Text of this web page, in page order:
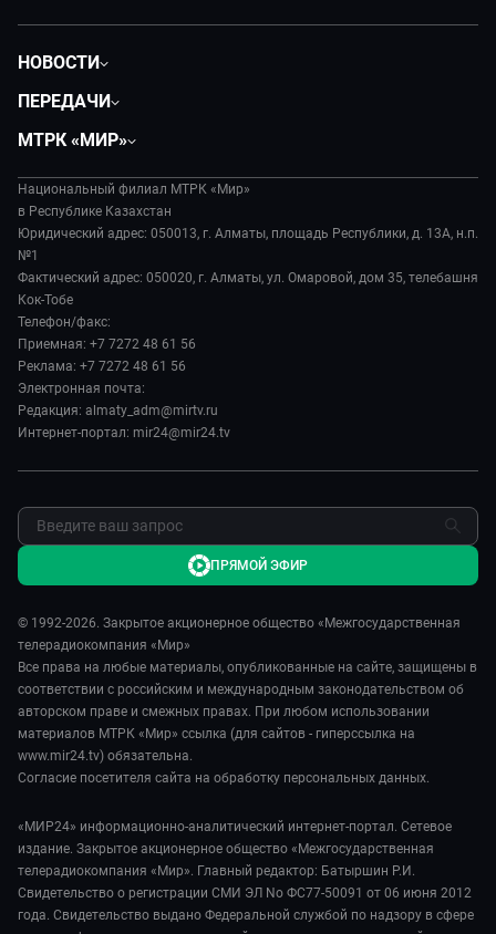
НОВОСТИ
Экономика
Происшествия
Наука и технологии
Здоровье и медицина
Спорт
Авто
Культура
ПЕРЕДАЧИ
Вместе выгодно
Евразия. Культурно
Евразия. Регионы
Наши иностранцы
Пять причин поехать в...
Сделано в Содружестве
МТРК «МИР»
История
Руководство
Лица мира
Пресса о нас
Карьера
Реклама
Обратная связь
Национальный филиал МТРК «Мир»
в Республике Казахстан
Юридический адрес: 050013, г. Алматы, площадь Республики, д. 13А, н.п.
№1
Фактический адрес: 050020, г. Алматы, ул. Омаровой, дом 35, телебашня
Кок-Тобе
Телефон/факс:
Приемная: +7 7272 48 61 56
Реклама: +7 7272 48 61 56
Электронная почта:
Редакция: almaty_adm@mirtv.ru
Интернет-портал: mir24@mir24.tv
© 1992-2026. Закрытое акционерное общество «Межгосударственная
телерадиокомпания «Мир»
Все права на любые материалы, опубликованные на сайте, защищены в
соответствии с российским и международным законодательством об
авторском праве и смежных правах. При любом использовании
материалов МТРК «Мир» ссылка (для сайтов - гиперссылка на
www.mir24.tv) обязательна.
Согласие посетителя сайта на обработку персональных данных.
«МИР24» информационно-аналитический интернет-портал. Сетевое
издание. Закрытое акционерное общество «Межгосударственная
телерадиокомпания «Мир». Главный редактор: Батыршин Р.И.
Свидетельство о регистрации СМИ ЭЛ No ФС77-50091 от 06 июня 2012
года. Свидетельство выдано Федеральной службой по надзору в сфере
ПРЯМОЙ ЭФИР